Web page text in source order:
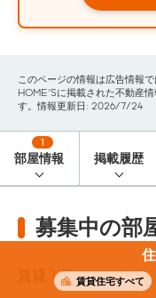
賃貸住宅すべて
このページの情報は広告情報
HOME'Sに掲載された不動産
す。情報更新日: 2026/7/24
部屋情報
1
掲載履歴
募集中の部
1 件